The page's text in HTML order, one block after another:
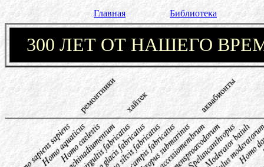
Главная Библиотека
300 ЛЕТ ОТ НАШЕГО